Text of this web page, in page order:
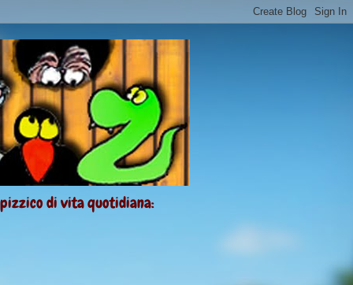
pizzico di vita quotidiana: